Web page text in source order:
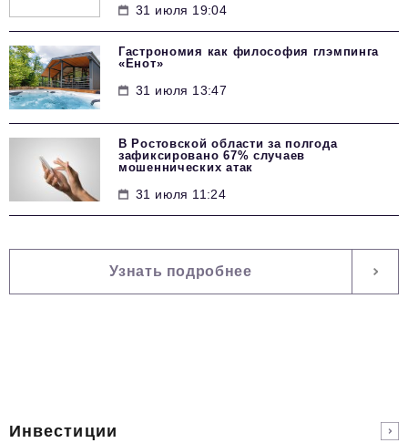
31 июля 19:04
Гастрономия как философия глэмпинга
«Енот»
31 июля 13:47
В Ростовской области за полгода
зафиксировано 67% случаев
мошеннических атак
31 июля 11:24
Узнать подробнее
Инвестиции